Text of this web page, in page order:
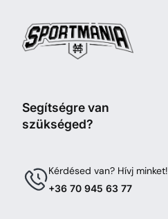
Segítségre van
szükséged?
Kérdésed van? Hívj minket!
+36 70 945 63 77